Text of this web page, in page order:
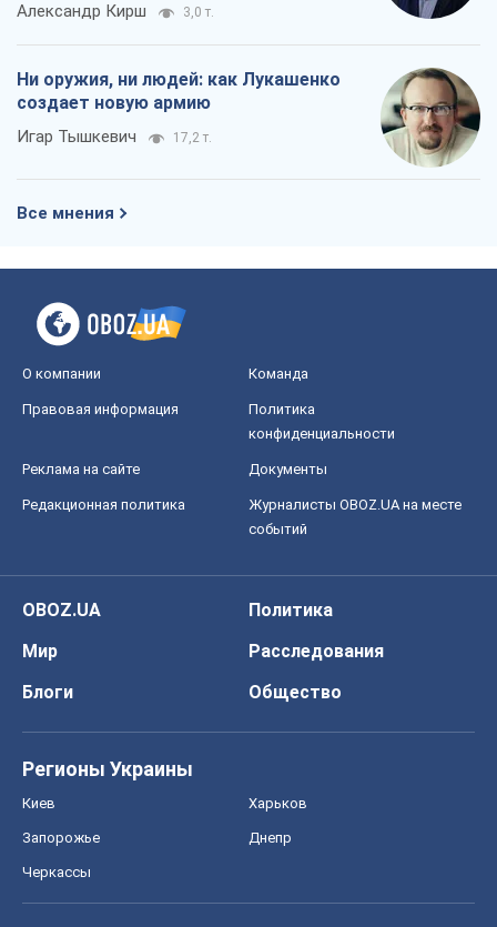
Александр Кирш 3,0 т.
Ни оружия, ни людей: как Лукашенко
создает новую армию
Игар Тышкевич 17,2 т.
Все мнения
О компании Команда
Правовая информация
Политика
конфиденциальности
Реклама на сайте Документы
Редакционная политика
Журналисты OBOZ.UA на месте
событий
OBOZ.UA
Политика
Мир
Расследования
Блоги
Общество
Регионы Украины
Киев Харьков
Запорожье Днепр
Черкассы